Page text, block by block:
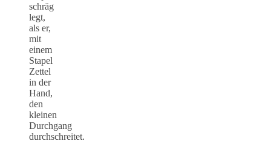
schräg
legt,
als er,
mit
einem
Stapel
Zettel
in der
Hand,
den
kleinen
Durchgang
durchschreitet.